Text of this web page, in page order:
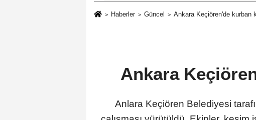
Haberler Güncel Ankara Keçiören'de kurban
Ankara
Anlara Keçiören Belediyesi